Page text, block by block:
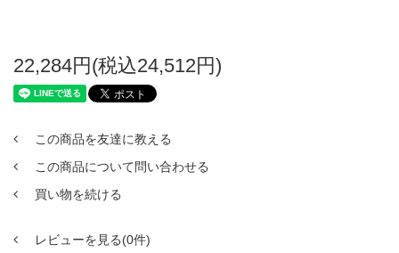
22,284円(税込24,512円)
この商品を友達に教える
この商品について問い合わせる
買い物を続ける
レビューを見る(0件)